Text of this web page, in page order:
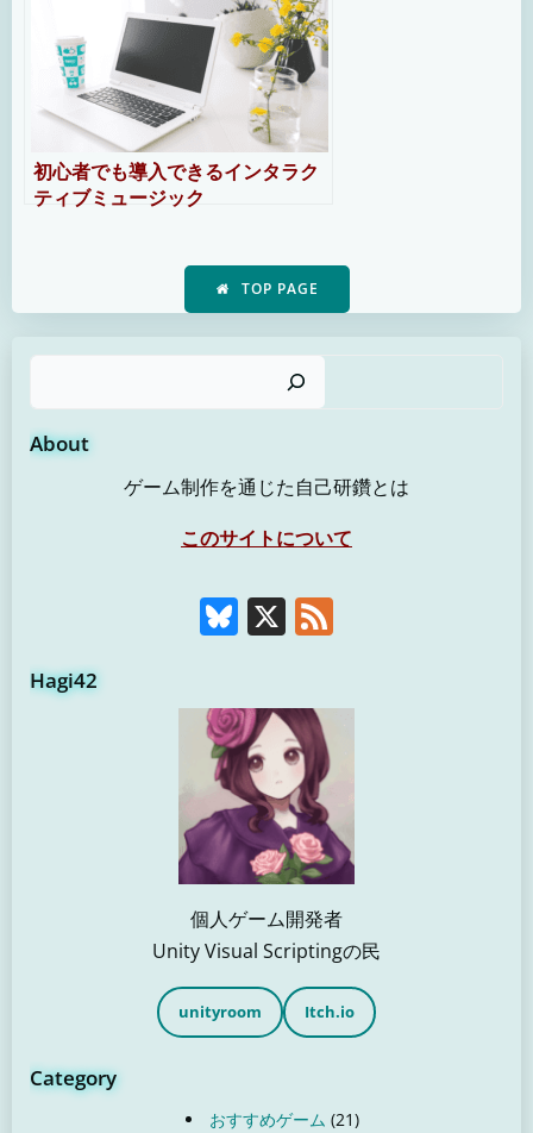
初心者でも導入できるインタラク
ティブミュージック
TOP PAGE
About
ゲーム制作を通じた自己研鑽とは
このサイトについて
Bluesky
X
Hagi42
個人ゲーム開発者
Unity Visual Scriptingの民
unityroom Itch.io
Category
おすすめゲーム (21)